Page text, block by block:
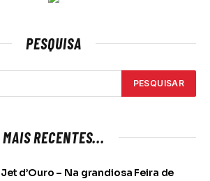
PESQUISA
MAIS RECENTES...
Jet d’Ouro – Na grandiosa Feira de